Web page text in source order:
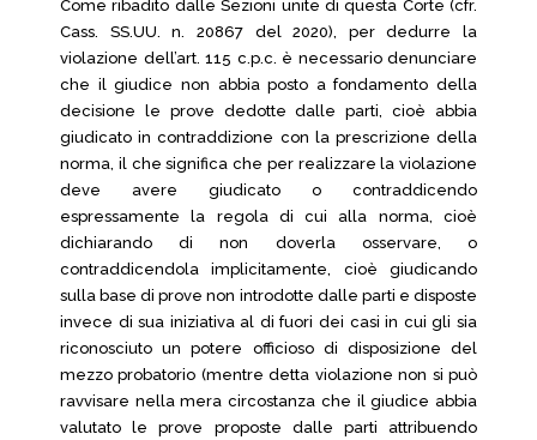
Come ribadito dalle Sezioni unite di questa Corte (cfr.
Cass. SS.UU. n. 20867 del 2020), per dedurre la
violazione dell’art. 115 c.p.c. è necessario denunciare
che il giudice non abbia posto a fondamento della
decisione le prove dedotte dalle parti, cioè abbia
giudicato in contraddizione con la prescrizione della
norma, il che significa che per realizzare la violazione
deve avere giudicato o contraddicendo
espressamente la regola di cui alla norma, cioè
dichiarando di non doverla osservare, o
contraddicendola implicitamente, cioè giudicando
sulla base di prove non introdotte dalle parti e disposte
invece di sua iniziativa al di fuori dei casi in cui gli sia
riconosciuto un potere officioso di disposizione del
mezzo probatorio (mentre detta violazione non si può
ravvisare nella mera circostanza che il giudice abbia
valutato le prove proposte dalle parti attribuendo